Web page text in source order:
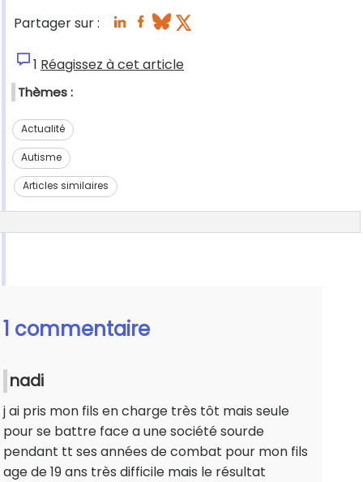
Partager sur :
1 Réagissez à cet article
Thèmes :
Actualité
Autisme
Articles similaires
1 commentaire
nadi
j ai pris mon fils en charge très tôt mais seule
pour se battre face a une société sourde
pendant tt ses années de combat pour mon fils
age de 19 ans très difficile mais le résultat